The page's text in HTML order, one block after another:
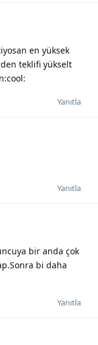
en yüksek
teklifi yükselt
Yanıtla
Yanıtla
bir anda çok
bi daha
Yanıtla